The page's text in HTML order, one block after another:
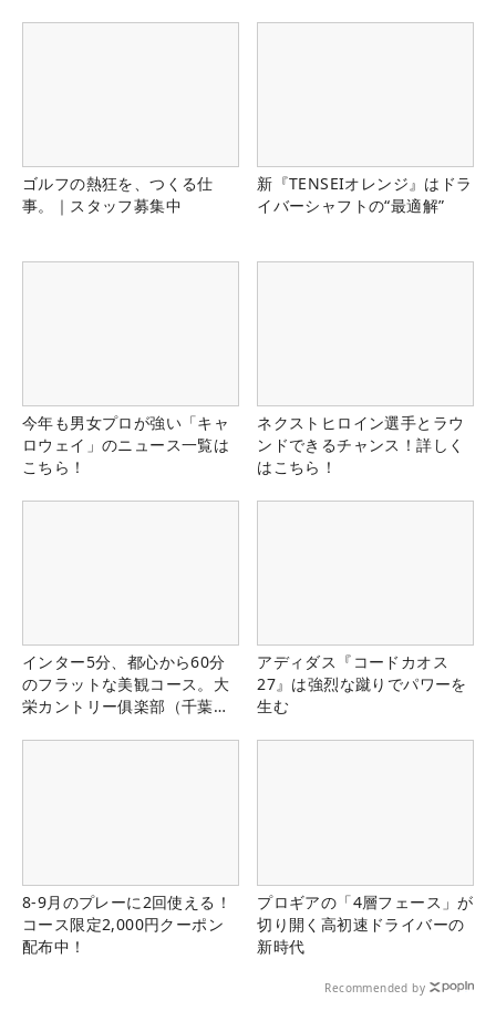
ゴルフの熱狂を、つくる仕
事。｜スタッフ募集中
新『TENSEIオレンジ』はドラ
イバーシャフトの“最適解”
今年も男女プロが強い「キャ
ロウェイ」のニュース一覧は
こちら！
ネクストヒロイン選手とラウ
ンドできるチャンス！詳しく
はこちら！
インター5分、都心から60分
のフラットな美観コース。大
栄カントリー俱楽部（千葉
アディダス『コードカオス
27』は強烈な蹴りでパワーを
生む
8-9月のプレーに2回使える！
コース限定2,000円クーポン
配布中！
プロギアの「4層フェース」が
切り開く高初速ドライバーの
新時代
Recommended by